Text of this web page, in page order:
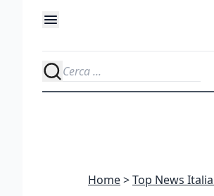
Home Top News